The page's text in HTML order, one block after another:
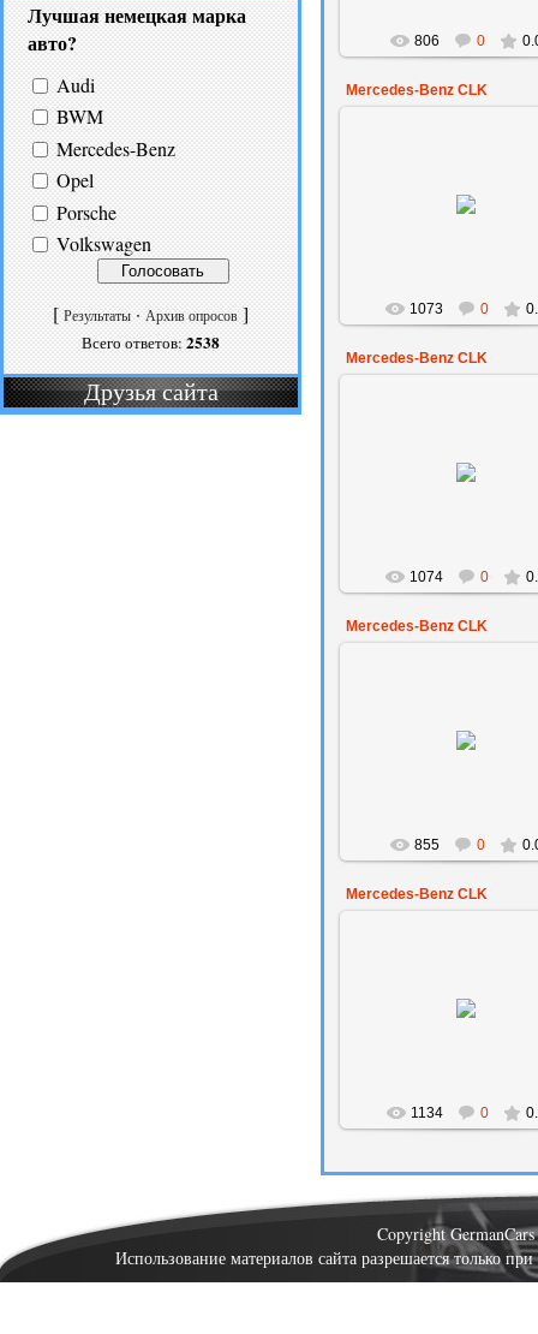
Лучшая немецкая марка
авто?
Audi
BWM
Mercedes-Benz
Opel
Porsche
Volkswagen
[Результаты·Архив опросов]
Всего ответов:2538
Друзья сайта
806 0
Mercedes-Benz CLK
1073 0
Mercedes-Benz CLK
1074 0
Mercedes-Benz CLK
855 0
Mercedes-Benz CLK
1134 0
Copyright
Использование материалов сайта разрешается только